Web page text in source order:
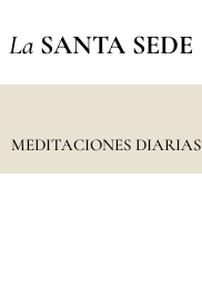
La SANTA SEDE
MEDITACIONES DIARIAS